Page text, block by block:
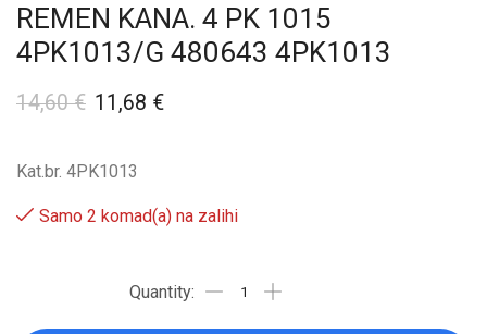
REMEN KANA. 4 PK 1015
4PK1013/G 480643 4PK1013
14,60€ 11,68 €
Kat.br. 4PK1013
Samo 2 komad(a) na zalihi